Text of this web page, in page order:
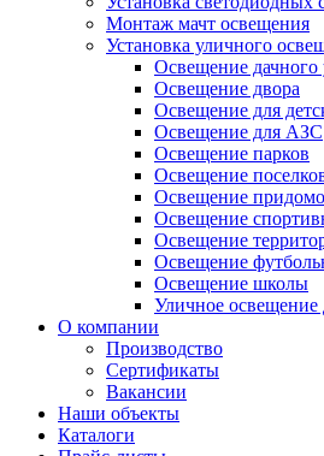
Монтаж мачт освещения
Установка уличного
Освещение дачного
Освещение двора
Освещение для
Освещение для АЗС
Освещение парков
Освещение
Освещение
Освещение
Освещение
Освещение
Освещение школы
Уличное освещение
О компании
Производство
Сертификаты
Вакансии
Наши объекты
Каталоги